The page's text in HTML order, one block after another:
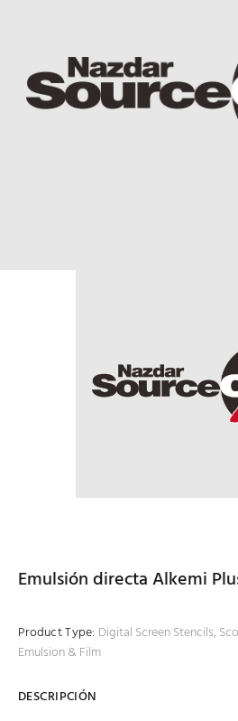
Emulsión directa Alkemi
Product Type: Digital Screen Stencils,
Emulsion & Film
DESCRIPCIÓN